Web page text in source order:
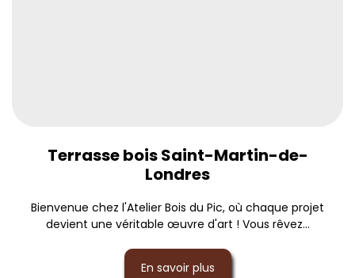
Terrasse bois Saint-Martin-de-
Londres
Bienvenue chez l'Atelier Bois du Pic, où chaque projet
devient une véritable œuvre d'art ! Vous rêvez...
En savoir plus